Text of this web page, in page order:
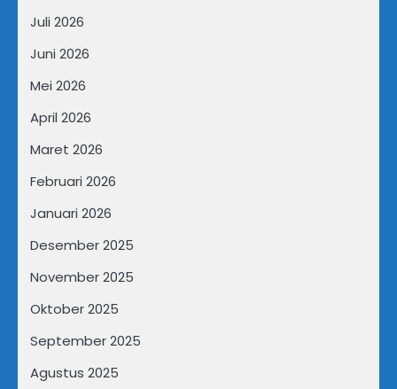
Juli 2026
Juni 2026
Mei 2026
April 2026
Maret 2026
Februari 2026
Januari 2026
Desember 2025
November 2025
Oktober 2025
September 2025
Agustus 2025